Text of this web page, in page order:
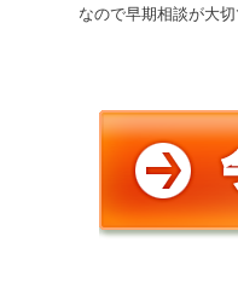
なので早期相談が大切